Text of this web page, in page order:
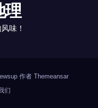
理
味！
作者 Themeansar
们